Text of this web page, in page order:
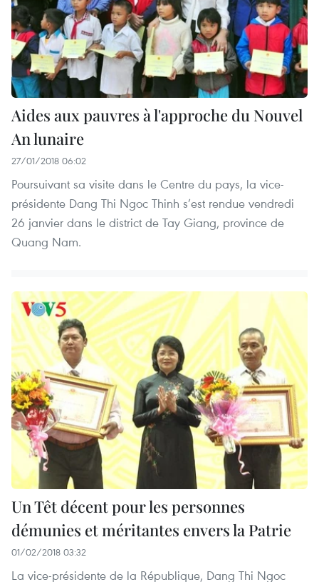
Aides aux pauvres à l'approche du Nouvel
An lunaire
27/01/2018 06:02
Poursuivant sa visite dans le Centre du pays, la vice-
présidente Dang Thi Ngoc Thinh s’est rendue vendredi
26 janvier dans le district de Tay Giang, province de
Quang Nam.
Un Têt décent pour les personnes
démunies et méritantes envers la Patrie
01/02/2018 03:32
La vice-présidente de la République, Dang Thi Ngoc